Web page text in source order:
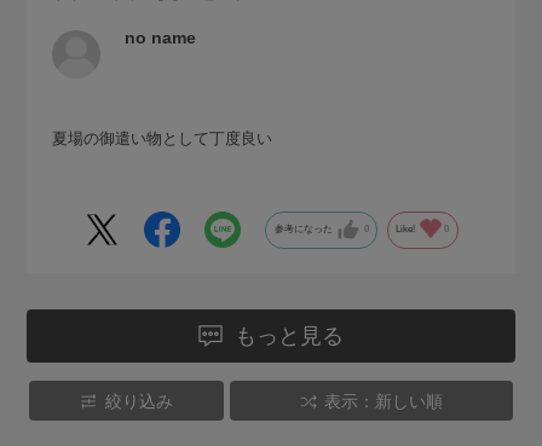
no name
夏場の御遣い物として丁度良い
参考になった 0 Like! 0
もっと見る
絞り込み 表示：新しい順